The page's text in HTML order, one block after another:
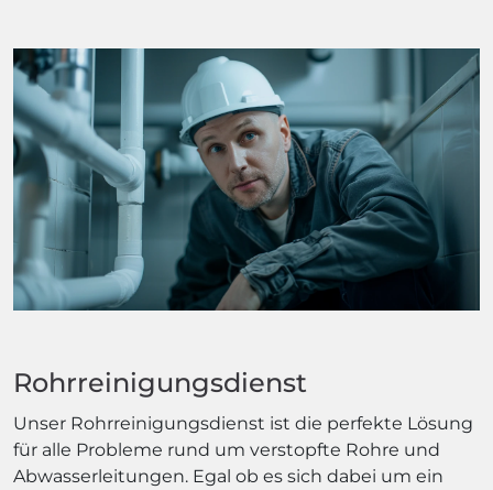
Rohrreinigungsdienst
Unser Rohrreinigungsdienst ist die perfekte Lösung
für alle Probleme rund um verstopfte Rohre und
Abwasserleitungen. Egal ob es sich dabei um ein